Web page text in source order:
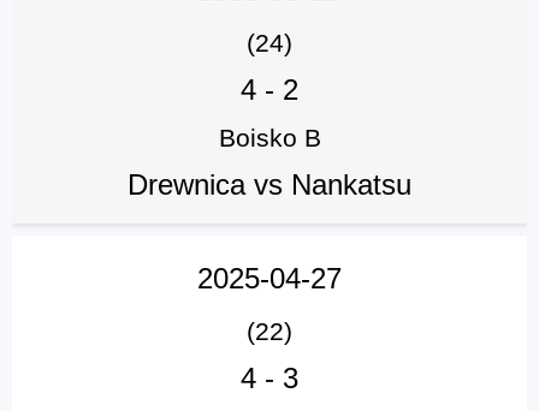
(24)
4 - 2
Boisko B
Drewnica vs Nankatsu
2025-04-27
(22)
4 - 3